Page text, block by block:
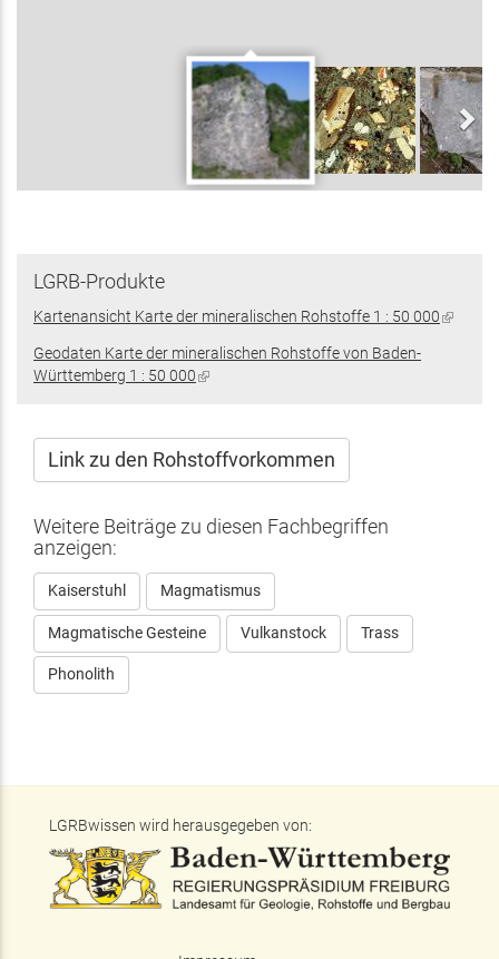
LGRB-Produkte
Kartenansicht Karte der mineralischen Rohstoffe 1 : 50 000(Link
Geodaten Karte der mineralischen Rohstoffe von Baden-
Württemberg 1 : 50 000(Link
Link zu den Rohstoffvorkommen
Weitere Beiträge zu diesen Fachbegriffen
anzeigen:
Kaiserstuhl Magmatismus
Magmatische Gesteine Vulkanstock Trass
Phonolith
LGRBwissen wird herausgegeben von: